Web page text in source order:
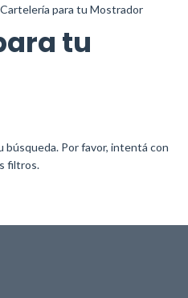
Cartelería para tu Mostrador
tu
Por favor, intentá con
filtros.